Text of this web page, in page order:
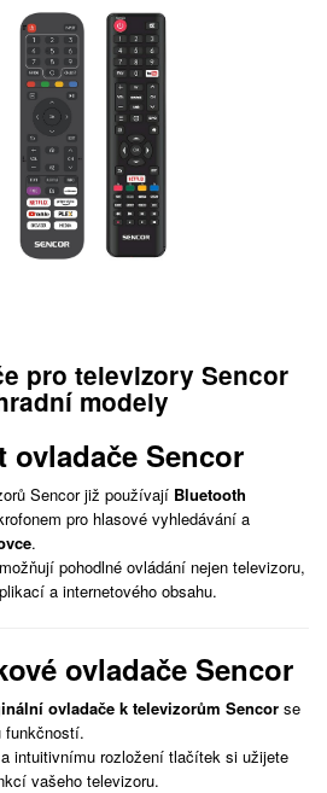
pro televizory Sencor
modely
ovladače Sencor
Sencor již používají Bluetooth
pro hlasové vyhledávání a
.
pohodlné ovládání nejen televizoru,
a internetového obsahu.
ovladače Sencor
ovladače k televizorům Sencor se
funkčností.
intuitivnímu rozložení tlačítek si užijete
vašeho televizoru.